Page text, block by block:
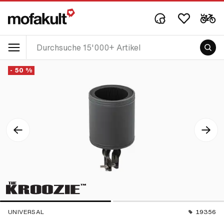
- 50 %
UNIVERSAL 19356